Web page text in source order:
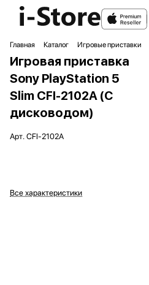
Главная Каталог Игровые приставки
Игровая приставка
Sony PlayStation 5
Slim CFI-2102A (С
дисководом)
Арт. CFI-2102A
Все характеристики